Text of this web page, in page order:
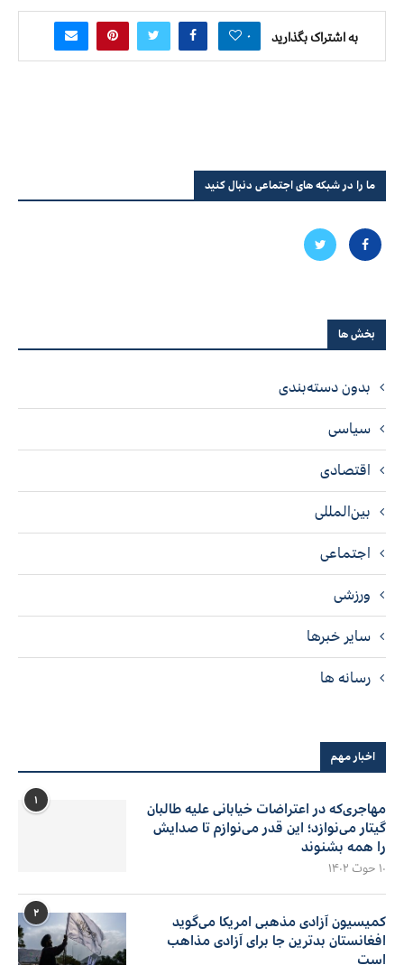
به اشتراک بگذارید ۰
ما را در شبکه های اجتماعی دنبال کنید
بخش ها
بدون دسته‌بندی
سیاسی
اقتصادی
بین‌المللی
اجتماعی
ورزشی
سایر خبرها
رسانه ها
اخبار مهم
۱
مهاجری‌که در اعتراضات خیابانی علیه طالبان
گیتار می‌نوازد؛ این قدر می‌نوازم تا صدایش
را همه بشنوند
۱۰ حوت ۱۴۰۲
۲
کمیسیون آزادی مذهبی امریکا می‌گوید
افغانستان بدترین جا برای آزادی مذاهب
است